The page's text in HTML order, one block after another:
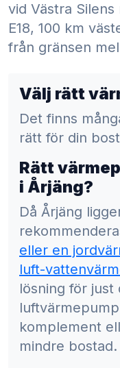
vid Västra
E18, 100 km
från gränsen
Välj rätt
Det finns
rätt för din
Rätt
i Årjäng?
Då Årjäng
eller en
luft-
lösning för just
komplement
mindre bostad.